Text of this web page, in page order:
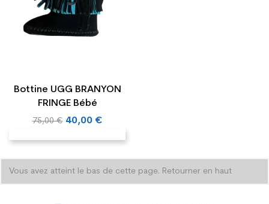
Bottine UGG BRANYON
FRINGE Bébé
Prix
base
75,00 € 40,00 €
Vous avez atteint le bas de cette page. Retourner en haut